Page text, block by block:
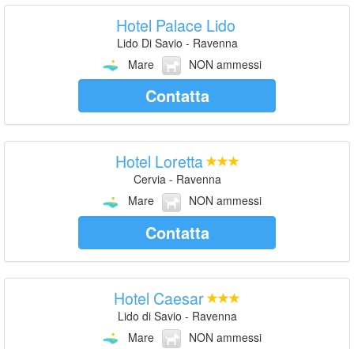
Hotel Palace Lido
Lido Di Savio - Ravenna
Mare
NON ammessi
Contatta
Hotel Loretta
Cervia - Ravenna
Mare
NON ammessi
Contatta
Hotel Caesar
Lido di Savio - Ravenna
Mare
NON ammessi